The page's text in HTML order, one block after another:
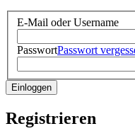
E-Mail oder Username
PasswortPasswort
Registrieren